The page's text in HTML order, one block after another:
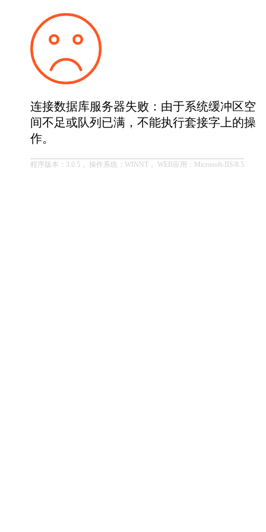
连接数据库服务器失败：由于系统缓冲区空
间不足或队列已满，不能执行套接字上的操
作。
程序版本：3.0.5， 操作系统：WINNT， WEB应用：Microsoft-IIS/8.5